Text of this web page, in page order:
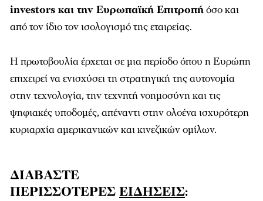
investors και την Ευρωπαϊκή Επιτροπήόσο και
από τον ίδιο τον ισολογισμό της εταιρείας.
Η πρωτοβουλία έρχεται σε μια περίοδο όπου η Ευρώπη
επιχειρεί να ενισχύσει τη στρατηγική της αυτονομία
στην τεχνολογία, την τεχνητή νοημοσύνη και τις
ψηφιακές υποδομές, απέναντι στην ολοένα ισχυρότερη
κυριαρχία αμερικανικών και κινεζικών ομίλων.
ΔΙΑΒΑΣΤΕ
ΠΕΡΙΣΣΟΤΕΡΕΣ ΕΙΔΗΣΕΙΣ: